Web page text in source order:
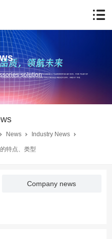
solution
News Industry News
特点、类型
Company news